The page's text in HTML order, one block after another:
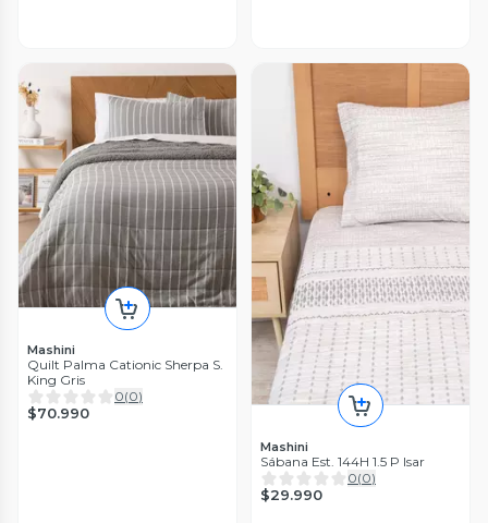
Mashini
Quilt Palma Cationic Sherpa S.
King Gris
0(0)
$70.990
Mashini
Sábana Est. 144H 1.5 P Isar
0(0)
$29.990